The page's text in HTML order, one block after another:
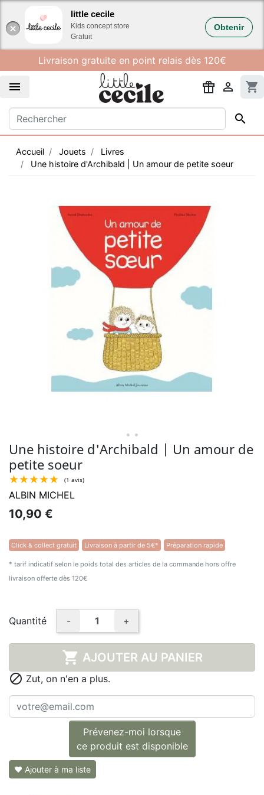
little cecile
Kids concept store
Gratuit
Obtenir
Livraison gratuite en point relais dès 120€
  shopping_cart

Accueil Jouets
Livres
Une histoire d'Archibald | Un amour de petite soeur
• •
Une histoire d'Archibald | Un amour de
petite soeur
★★★★★ (1 avis)
ALBIN MICHEL
10,90 €
Click & collect gratuit Livraison à partir de 5€* Préparation rapide
* tarif indicatif selon le poids total des articles de la commande hors offre
livraison offerte dès 120€
Quantité - +
 AJOUTER AU PANIER
 Zut, on n'en a plus.
Prévenez-moi lorsque
ce produit est disponible
❤ Ajouter à ma liste